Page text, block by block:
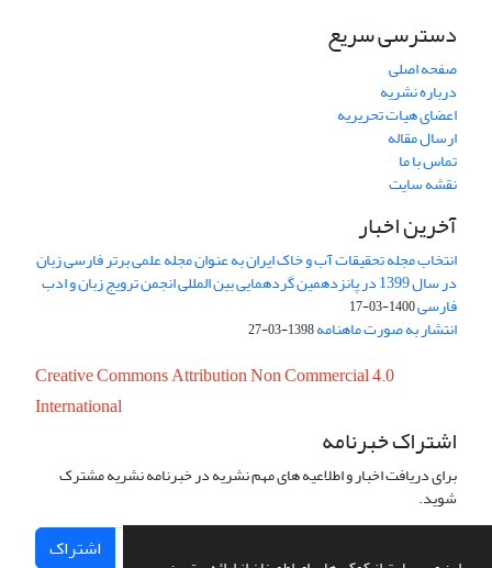
دسترسی سریع
صفحه اصلی
درباره نشریه
اعضای هیات تحریریه
ارسال مقاله
تماس با ما
نقشه سایت
آخرین اخبار
انتخاب مجله تحقیقات آب و خاک ایران به عنوان مجله علمی برتر فارسی زبان
در سال 1399 در پانزدهمین گردهمایی بین المللی انجمن ترویج زبان و ادب
فارسی1400-03-17
انتشار به صورت ماهنامه1398-03-27
Creative Commons Attribution Non Commercial 4.0
International
اشتراک خبرنامه
برای دریافت اخبار و اطلاعیه های مهم نشریه در خبرنامه نشریه مشترک
شوید.
اشتراک